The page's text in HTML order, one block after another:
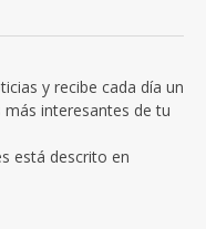
y recibe cada día un
interesantes de tu
está descrito en